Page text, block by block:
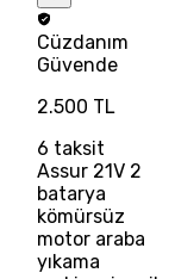
Cüzdanım
Güvende
2.500 TL
6 taksit
Assur 21V 2
batarya
kömürsüz
motor araba
yıkama